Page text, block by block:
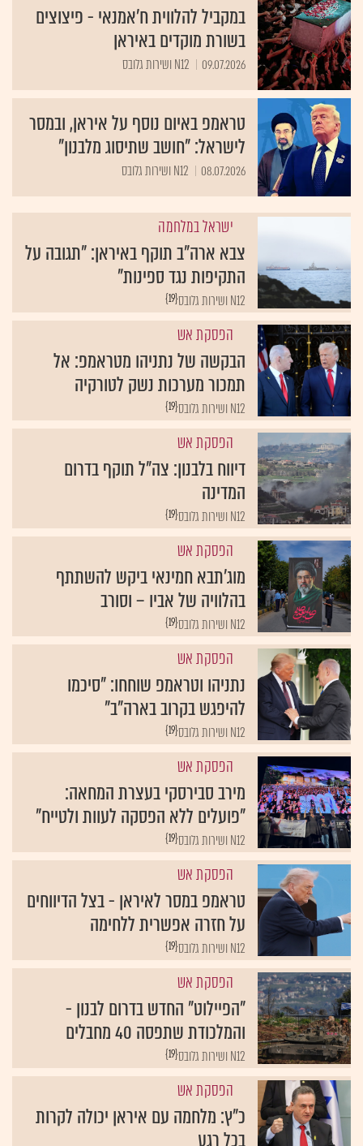
במקביל להלווית ח'אמנאי - פיצוצים
בשורת מוקדים באיראן
09.07.2026 N12 ושירות גלובס
טראמפ באיום נוסף על איראן, ובמסר
לישראל: "חושב שתיסוג מלבנון"
08.07.2026 N12 ושירות גלובס
ישראל במלחמה
צבא ארה"ב תוקף באיראן: "תגובה על
התקיפות נגד ספינות"
{19} N12 ושירות גלובס
הפסקת אש
הבקשה של נתניהו מטראמפ: אל
תמכור מערכות נשק לטורקיה
{19} N12 ושירות גלובס
הפסקת אש
דיווח בלבנון: צה"ל תוקף בדרום
המדינה
{19} N12 ושירות גלובס
הפסקת אש
מוג'תבא חמינאי ביקש להשתתף
בהלוויה של אביו – וסורב
{19} N12 ושירות גלובס
הפסקת אש
נתניהו וטראמפ שוחחו: "סיכמו
להיפגש בקרוב בארה"ב"
{19} N12 ושירות גלובס
הפסקת אש
מירב סבירסקי בעצרת המחאה:
"פועלים ללא הפסקה לעוות ולטייח"
{19} N12 ושירות גלובס
הפסקת אש
טראמפ במסר לאיראן - בצל הדיווחים
על חזרה אפשרית ללחימה
{19} N12 ושירות גלובס
הפסקת אש
"הפיילוט" החדש בדרום לבנון -
והמלכודת שתפסה 40 מחבלים
{19} N12 ושירות גלובס
הפסקת אש
כ"ץ: מלחמה עם איראן יכולה לקרות
בכל רגע